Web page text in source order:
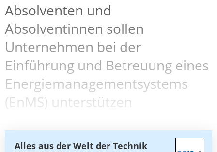
Absolventen und
Absolventinnen sollen
Unternehmen bei der
Einführung und Betreuung eines
Energiemanagementsystems
(EnMS) unterstützen
Alles aus der Welt der Technik